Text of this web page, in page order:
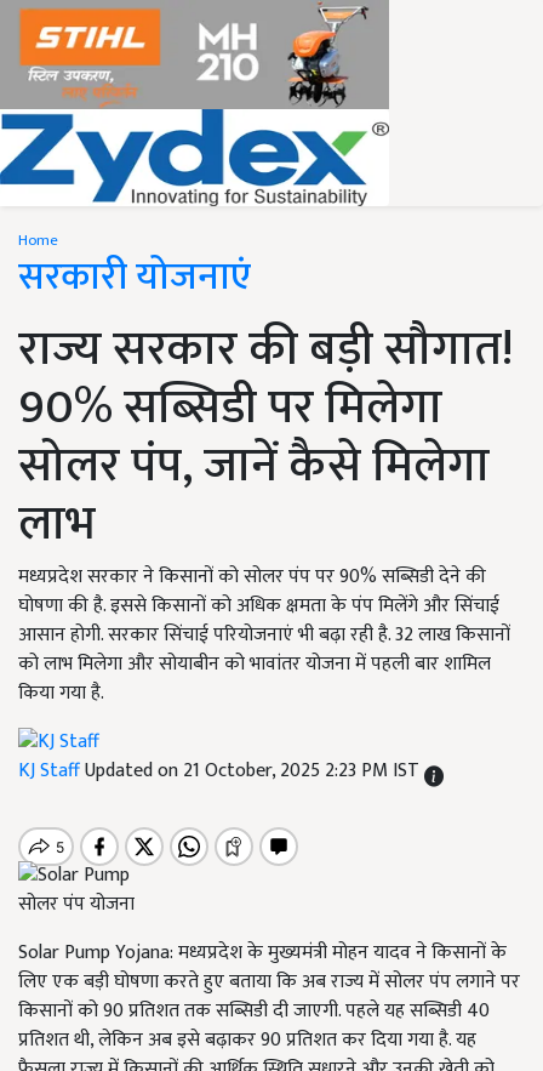
Home
सरकारी योजनाएं
राज्य सरकार की बड़ी सौगात!
90% सब्सिडी पर मिलेगा
सोलर पंप, जानें कैसे मिलेगा
लाभ
मध्यप्रदेश सरकार ने किसानों को सोलर पंप पर 90% सब्सिडी देने की
घोषणा की है. इससे किसानों को अधिक क्षमता के पंप मिलेंगे और सिंचाई
आसान होगी. सरकार सिंचाई परियोजनाएं भी बढ़ा रही है. 32 लाख किसानों
को लाभ मिलेगा और सोयाबीन को भावांतर योजना में पहली बार शामिल
किया गया है.
KJ StaffUpdated on 21 October, 2025 2:23 PM IST
सोलर पंप योजना
Solar Pump Yojana: मध्यप्रदेश के मुख्यमंत्री मोहन यादव ने किसानों के
लिए एक बड़ी घोषणा करते हुए बताया कि अब राज्य में सोलर पंप लगाने पर
किसानों को 90 प्रतिशत तक सब्सिडी दी जाएगी. पहले यह सब्सिडी 40
प्रतिशत थी, लेकिन अब इसे बढ़ाकर 90 प्रतिशत कर दिया गया है. यह